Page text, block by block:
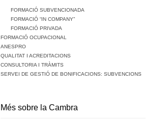
FORMACIÓ SUBVENCIONADA
FORMACIÓ “IN COMPANY”
FORMACIÓ PRIVADA
FORMACIÓ OCUPACIONAL
ANESPRO
QUALITAT I ACREDITACIONS
CONSULTORIA I TRÀMITS
SERVEI DE GESTIÓ DE BONIFICACIONS: SUBVENCIONS
Més sobre la Cambra